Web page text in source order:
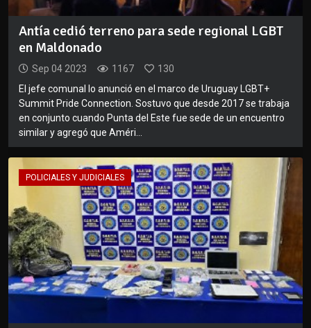
Antía cedió terreno para sede regional LGBT
en Maldonado
Sep 04 2023 1167
130
El jefe comunal lo anunció en el marco de Uruguay LGBT+
Summit Pride Connection. Sostuvo que desde 2017 se trabaja
en conjunto cuando Punta del Este fue sede de un encuentro
similar y agregó que Améri...
POLICIALES Y JUDICIALES